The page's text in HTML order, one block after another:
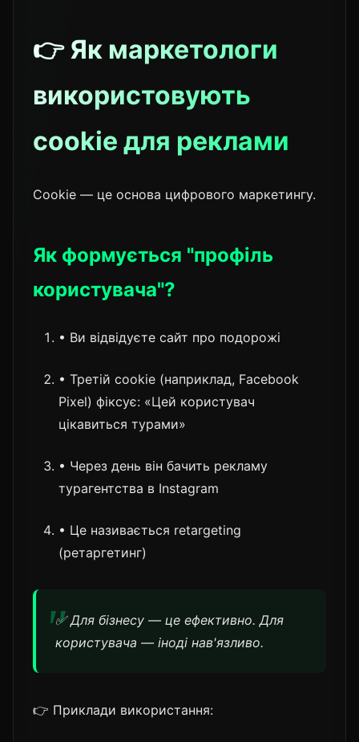
👉 Як маркетологи
використовують
cookie для реклами
Cookie — це основа цифрового маркетингу.
Як формується "профіль
користувача"?
• Ви відвідуєте сайт про подорожі
• Третій cookie (наприклад, Facebook
Pixel) фіксує: «Цей користувач
цікавиться турами»
• Через день він бачить рекламу
турагентства в Instagram
• Це називається retargeting
(ретаргетинг)
✅ Для бізнесу — це ефективно. Для
користувача — іноді нав'язливо.
👉 Приклади використання: